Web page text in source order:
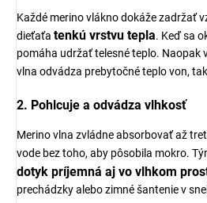
Každé merino vlákno dokáže zadržať
dieťaťa tenkú vrstvu tepla. Keď sa
pomáha udržať telesné teplo. Naopak
vlna odvádza prebytočné teplo von,
2. Pohlcuje a odvádza vlhkosť
Merino vlna zvládne absorbovať až
vode bez toho, aby pôsobila mokro.
dotyk príjemná aj vo vlhkom
prechádzky alebo zimné šantenie v